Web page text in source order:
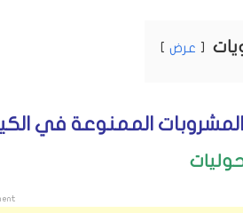
عرض
الممنوعة في